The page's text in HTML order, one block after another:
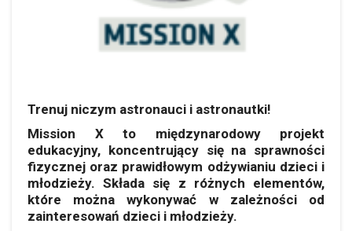
Trenuj niczym astronauci i astronautki!
Mission X to międzynarodowy projekt
edukacyjny, koncentrujący się na sprawności
fizycznej oraz prawidłowym odżywianiu dzieci i
młodzieży. Składa się z różnych elementów,
które można wykonywać w zależności od
zainteresowań dzieci i młodzieży.